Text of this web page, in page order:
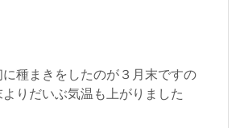
種まきをしたのが３月末ですの
りだいぶ気温も上がりました